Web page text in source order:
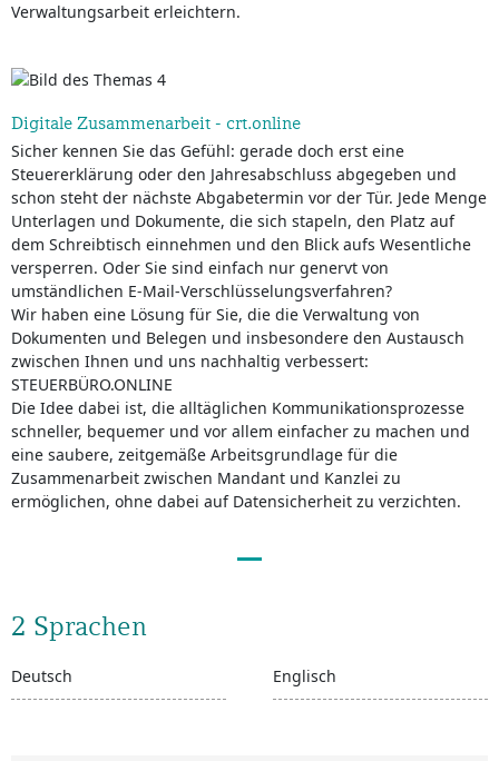
Verwaltungsarbeit erleichtern.
Digitale Zusammenarbeit - crt.online
Sicher kennen Sie das Gefühl: gerade doch erst eine
Steuererklärung oder den Jahresabschluss abgegeben und
schon steht der nächste Abgabetermin vor der Tür. Jede Menge
Unterlagen und Dokumente, die sich stapeln, den Platz auf
dem Schreibtisch einnehmen und den Blick aufs Wesentliche
versperren. Oder Sie sind einfach nur genervt von
umständlichen E-Mail-Verschlüsselungsverfahren?
Wir haben eine Lösung für Sie, die die Verwaltung von
Dokumenten und Belegen und insbesondere den Austausch
zwischen Ihnen und uns nachhaltig verbessert:
STEUERBÜRO.ONLINE
Die Idee dabei ist, die alltäglichen Kommunikationsprozesse
schneller, bequemer und vor allem einfacher zu machen und
eine saubere, zeitgemäße Arbeitsgrundlage für die
Zusammenarbeit zwischen Mandant und Kanzlei zu
ermöglichen, ohne dabei auf Datensicherheit zu verzichten.
2 Sprachen
Deutsch Englisch